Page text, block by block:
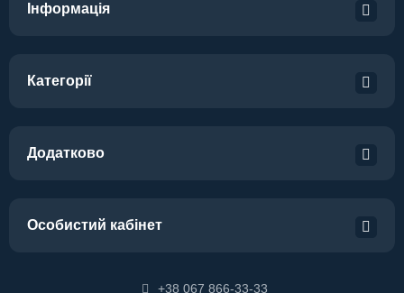
Інформація
Категорії
Додатково
Особистий кабінет
+38 067 866-33-33